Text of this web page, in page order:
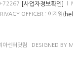
72267 [사업자정보확인]
l
OFFICER : 이지영(
아센터닷컴 DESIGNED BY